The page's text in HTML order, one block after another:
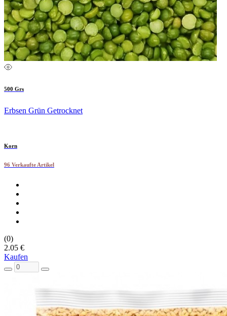
500 Grs
Erbsen Grün Getrocknet
Korn
96 Verkaufte Artikel
(0)
2.05 €
Kaufen